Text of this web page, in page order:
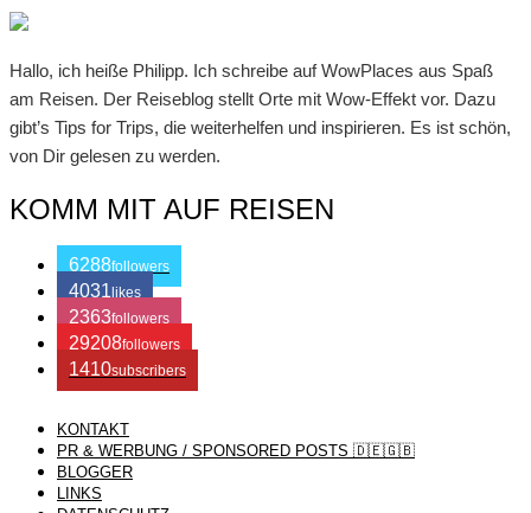
Hallo, ich heiße Philipp. Ich schreibe auf WowPlaces aus Spaß
am Reisen. Der Reiseblog stellt Orte mit Wow-Effekt vor. Dazu
gibt’s Tips for Trips, die weiterhelfen und inspirieren. Es ist schön,
von Dir gelesen zu werden.
KOMM MIT AUF REISEN
6288followers
4031 likes
2363followers
29208followers
1410subscribers
/ Free WordPress Plugins and WordPress Themes by
Themes. Join us right now!
KONTAKT
PR & WERBUNG / SPONSORED POSTS 🇩🇪🇬🇧
BLOGGER
LINKS